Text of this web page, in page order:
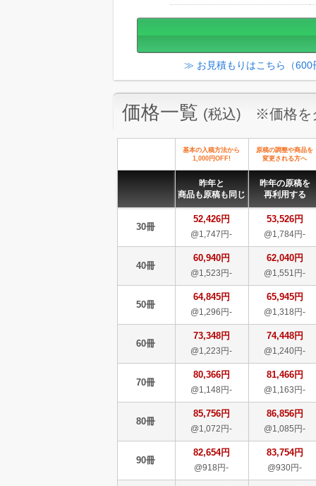
≫ お見積もりはこちら（600
価格一覧 (税込) ※価格を
基本の入稿方法から
1,000円OFF!
原稿の調整や商品を
変更される方へ
昨年と
商品も原稿も同じ
昨年の原稿を
再利用する
30冊
52,426円
@1,747円-
53,526円
@1,784円-
40冊
60,940円
@1,523円-
62,040円
@1,551円-
50冊
64,845円
@1,296円-
65,945円
@1,318円-
60冊
73,348円
@1,223円-
74,448円
@1,240円-
70冊
80,366円
@1,148円-
81,466円
@1,163円-
80冊
85,756円
@1,072円-
86,856円
@1,085円-
90冊
82,654円
@918円-
83,754円
@930円-